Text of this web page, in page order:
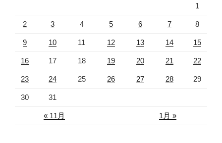
« 11月 1月 »
1
2 3 4 5 6 7 8
9 10 11 12 13 14 15
16 17 18 19 20 21 22
23 24 25 26 27 28 29
30 31